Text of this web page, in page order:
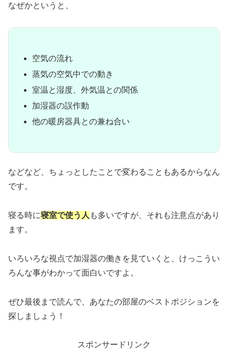
なぜかというと、
空気の流れ
蒸気の空気中での動き
室温と湿度、外気温との関係
加湿器の誤作動
他の暖房器具との兼ね合い
などなど、ちょっとしたことで変わることもあるからなん
です。
寝る時に寝室で使う人 も多いですが、それも注意点があり
ます。
いろいろな視点で加湿器の働きを見ていくと、けっこうい
ろんな事がわかって面白いですよ。
ぜひ最後まで読んで、あなたの部屋のベストポジションを
探しましょう！
スポンサードリンク